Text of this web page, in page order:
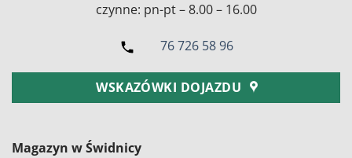
czynne: pn-pt – 8.00 – 16.00
76 726 58 96
WSKAZÓWKI DOJAZDU
Magazyn w Świdnicy